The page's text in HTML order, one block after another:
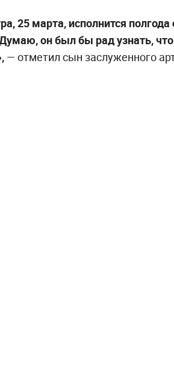
25 марта, исполнится полгода
он был бы рад узнать, что
— отметил сын заслуженного